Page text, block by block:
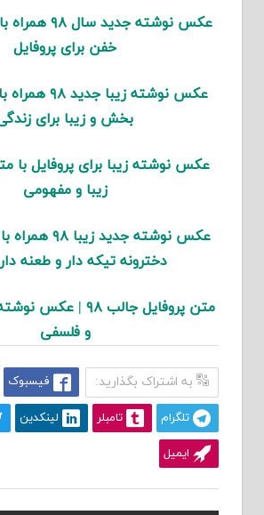
عکس نوشته
خفن برای پروفایل
عکس نوشته زیبا
بخش و زیبا برای
عکس نوشته زیبا برای پروفایل با
زیبا و مفهومی
عکس نوشته
دخترونه تیکه دار و طعنه
متن پروفایل جالب
و فلسفی
به اشتراک بگذارید: فیسبوک
تلگرام تامبلر لینکدین
ایمیل